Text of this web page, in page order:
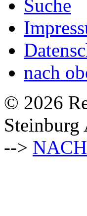
Suche
nach
© 2026
Steinburg
-->